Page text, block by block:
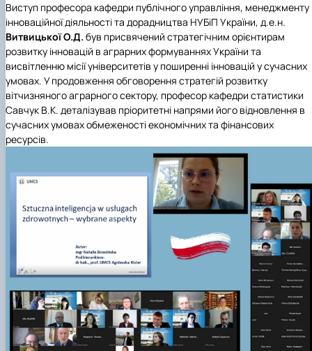
Виступ професора кафедри публічного управління, менеджменту
інноваційної діяльності та дорадництва НУБіП України, д.е.н.
Витвицької О.Д. був присвячений стратегічним орієнтирам
розвитку інновацій в аграрних формуваннях України та
висвітленню місії університетів у поширенні інновацій у сучасних
умовах. У продовження обговорення стратегій розвитку
вітчизняного аграрного сектору, професор кафедри статистики
Савчук В.К. деталізував пріоритетні напрями його відновлення в
сучасних умовах обмеженості економічних та фінансових
ресурсів.